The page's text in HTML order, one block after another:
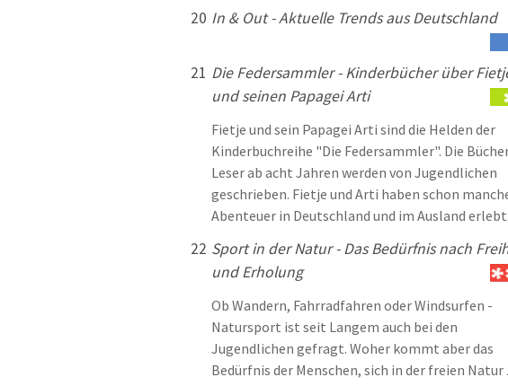
20 In & Out - Aktuelle Trends aus Deutschland
21 Die Federsammler - Kinderbücher über
und seinen Papagei Arti
Fietje und sein Papagei Arti sind die Helden der
Kinderbuchreihe "Die Federsammler". Die
Leser ab acht Jahren werden von Jugendlichen
geschrieben. Fietje und Arti haben schon
Abenteuer in Deutschland und im Ausland erlebt.
22 Sport in der Natur - Das Bedürfnis nach
und Erholung
Ob Wandern, Fahrradfahren oder Windsurfen -
Natursport ist seit Langem auch bei den
Jugendlichen gefragt. Woher kommt aber das
Bedürfnis der Menschen, sich in der freien Natur